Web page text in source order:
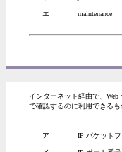
エ maintenance
インターネット経由で、
で確認するのに利用できる
ア IP パケット